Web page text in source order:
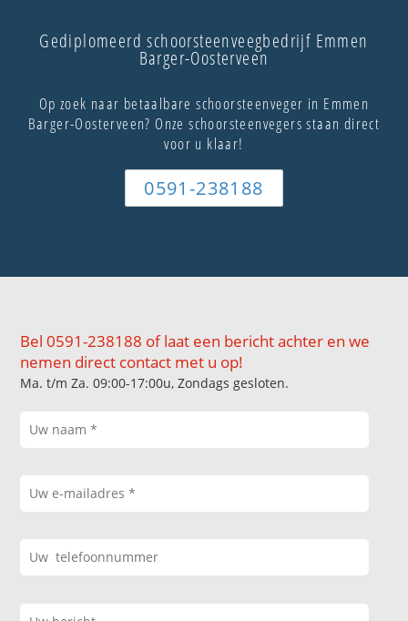
Gediplomeerd schoorsteenveegbedrijf Emmen
Barger-Oosterveen
Op zoek naar betaalbare schoorsteenveger in Emmen
Barger-Oosterveen? Onze schoorsteenvegers staan direct
voor u klaar!
0591-238188
Bel 0591-238188 of laat een bericht achter en we
nemen direct contact met u op!
Ma. t/m Za. 09:00-17:00u, Zondags gesloten.